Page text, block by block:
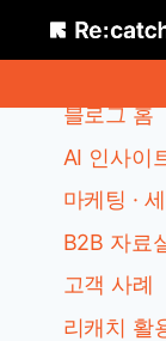
카테고리
블로그 홈
AI 인사이
마케팅 ·
B2B 자료
고객 사례
리캐치 활